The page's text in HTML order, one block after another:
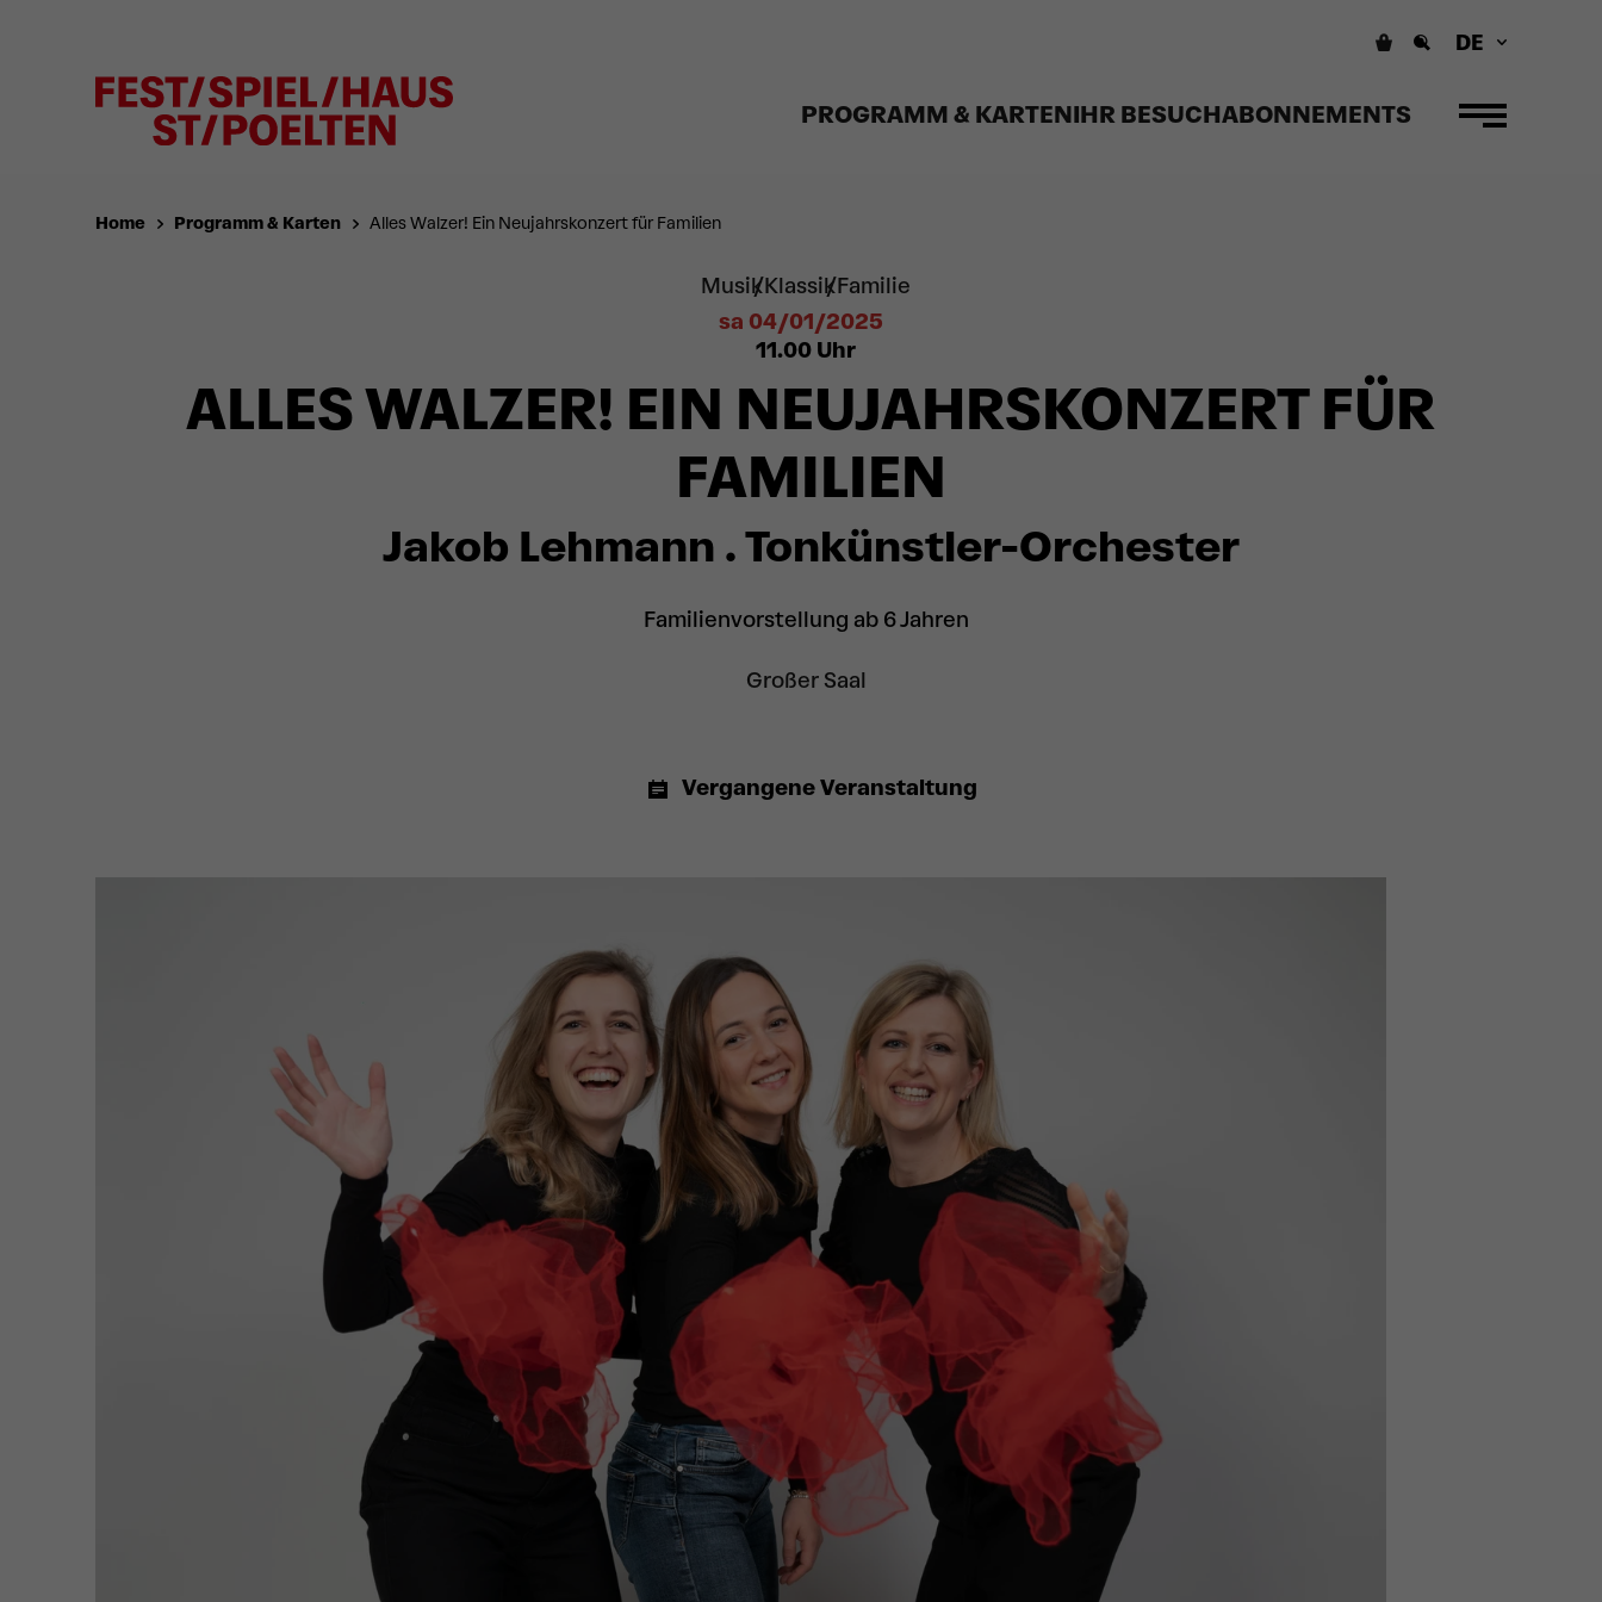
DE
PROGRAMM & KARTENIHR BESUCHABONNEMENTS
Home Programm & Karten Alles Walzer! Ein Neujahrskonzert für Familien
MusikKlassikFamilie
sa 04/01/2025
11.00 Uhr
ALLES WALZER! EIN NEUJAHRSKONZERT FÜR
FAMILIEN
Jakob Lehmann . Tonkünstler-Orchester
Familienvorstellung ab 6 Jahren
Großer Saal
Vergangene Veranstaltung